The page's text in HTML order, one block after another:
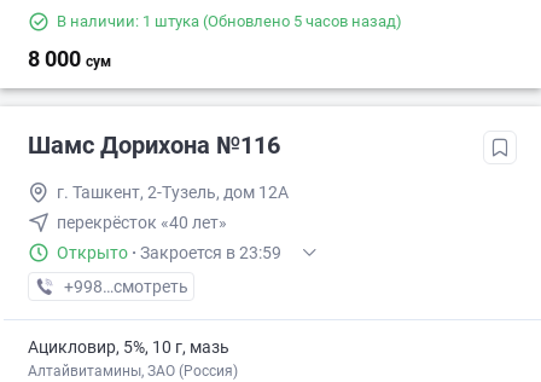
В наличии: 1 штука (Обновлено 5 часов назад)
8 000 сум
Шамс Дорихона №116
г. Ташкент, 2-Тузель, дом 12A
перекрёсток «40 лет»
Открыто · Закроется в 23:59
+998 (94) XXX-XX-XX
смотреть
Ацикловир, 5%, 10 г, мазь
Алтайвитамины, ЗАО (Россия)